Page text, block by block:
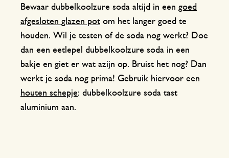
Bewaar dubbelkoolzure soda altijd in een goed
afgesloten glazen pot om het langer goed te
houden. Wil je testen of de soda nog werkt? Doe
dan een eetlepel dubbelkoolzure soda in een
bakje en giet er wat azijn op. Bruist het nog? Dan
werkt je soda nog prima! Gebruik hiervoor een
houten schepje: dubbelkoolzure soda tast
aluminium aan.